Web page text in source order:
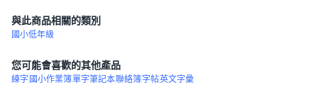
與此商品相關的類別
國小低年級
您可能會喜歡的其他產品
練字國小作業簿單字筆記本聯絡簿字帖英文字彙